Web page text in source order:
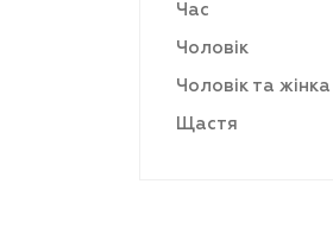
Час
Чоловік
Чоловік та жінка
Щастя